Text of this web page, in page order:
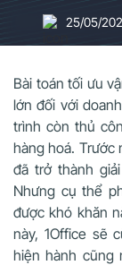
25/05/
Bài toán tối ưu
lớn đối với
trình còn thủ
hàng hoá. Trước
đã trở thành
Nhưng cụ thể
được khó khăn
này, 1Office sẽ
hiện hành cũng